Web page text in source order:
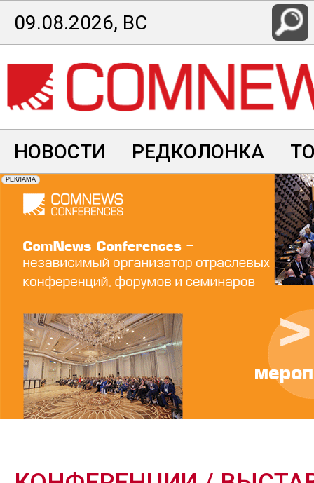
Перейти
к
основному
содержанию
09.08.2026, ВС
НОВОСТИ РЕДКОЛОНКА